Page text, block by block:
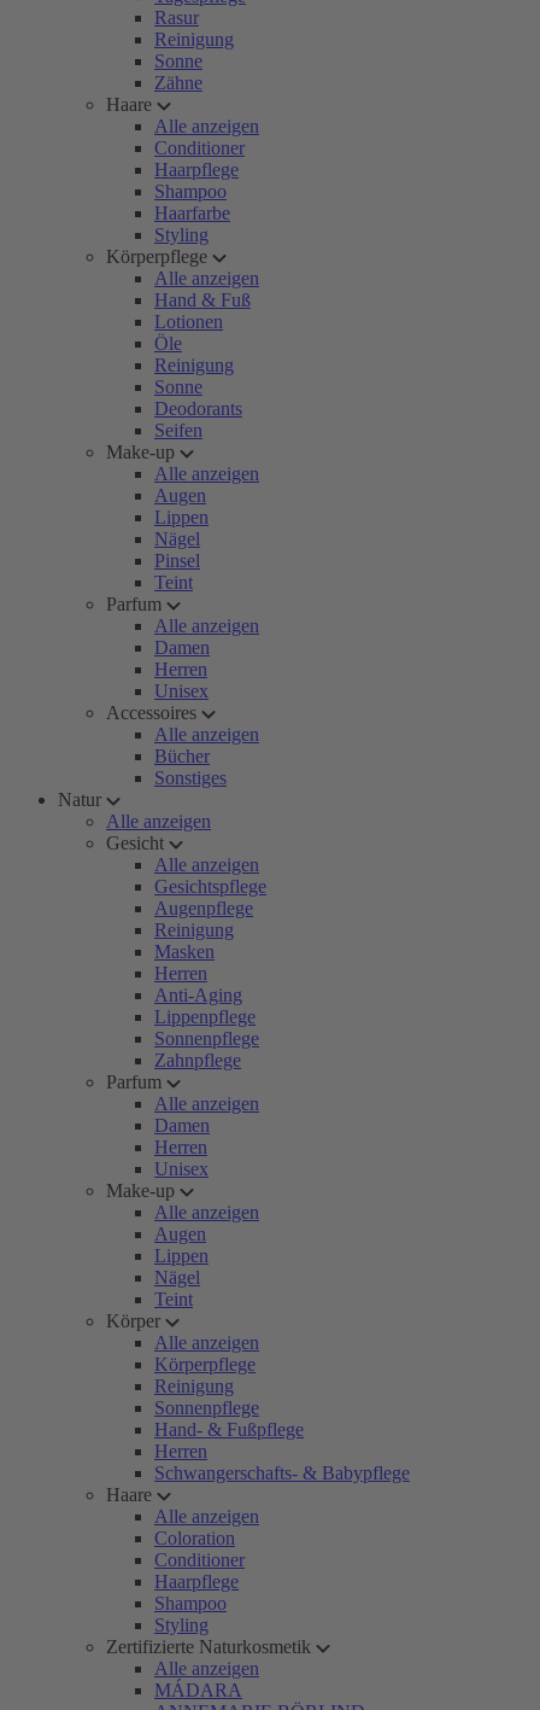
Rasur
Reinigung
Sonne
Zähne
Haare
Alle anzeigen
Conditioner
Haarpflege
Shampoo
Haarfarbe
Styling
Körperpflege
Alle anzeigen
Hand & Fuß
Lotionen
Öle
Reinigung
Sonne
Deodorants
Seifen
Make-up
Alle anzeigen
Augen
Lippen
Nägel
Pinsel
Teint
Parfum
Alle anzeigen
Damen
Herren
Unisex
Accessoires
Alle anzeigen
Bücher
Sonstiges
Natur
Alle anzeigen
Gesicht
Alle anzeigen
Gesichtspflege
Augenpflege
Reinigung
Masken
Herren
Anti-Aging
Lippenpflege
Sonnenpflege
Zahnpflege
Parfum
Alle anzeigen
Damen
Herren
Unisex
Make-up
Alle anzeigen
Augen
Lippen
Nägel
Teint
Körper
Alle anzeigen
Körperpflege
Reinigung
Sonnenpflege
Hand- & Fußpflege
Herren
Schwangerschafts- & Babypflege
Haare
Alle anzeigen
Coloration
Conditioner
Haarpflege
Shampoo
Styling
Zertifizierte Naturkosmetik
Alle anzeigen
MÁDARA